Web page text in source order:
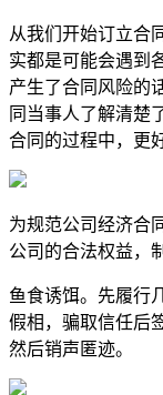
从我们开始订立合
实都是可能会遇到
产生了合同风险的
同当事人了解清楚
合同的过程中，更
为规范公司经济合
公司的合法权益，
鱼食诱饵。先履行
假相，骗取信任后
然后销声匿迹。